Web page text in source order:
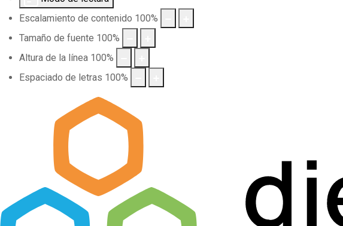
Escalamiento de contenido 100%
Tamaño de fuente 100%
Altura de la línea 100%
Espaciado de letras 100%